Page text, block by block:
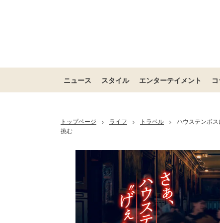
ニュース スタイル エンターテイメント
トップページ > ライフ > トラベル >
ハウステンボ
挑む